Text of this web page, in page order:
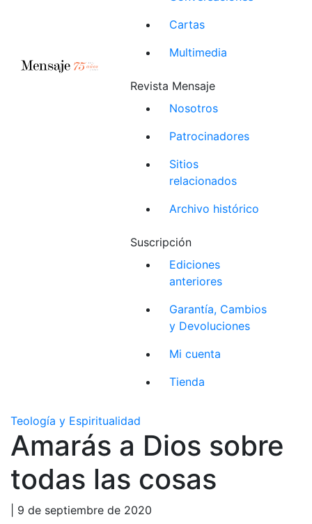
Cartas
Multimedia
Revista Mensaje
Nosotros
Patrocinadores
Sitios
relacionados
Archivo histórico
Suscripción
Ediciones
anteriores
Garantía, Cambios
y Devoluciones
Mi cuenta
Tienda
Teología y Espiritualidad
Amarás a Dios sobre
todas las cosas
| 9 de septiembre de 2020